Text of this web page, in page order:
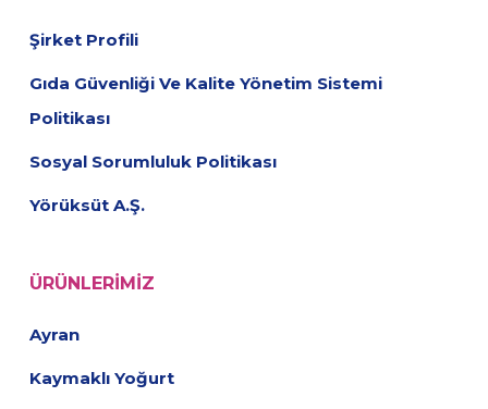
Şirket Profili
Gıda Güvenliği Ve Kalite Yönetim Sistemi
Politikası
Sosyal Sorumluluk Politikası
Yörüksüt A.Ş.
ÜRÜNLERIMIZ
Ayran
Kaymaklı Yoğurt